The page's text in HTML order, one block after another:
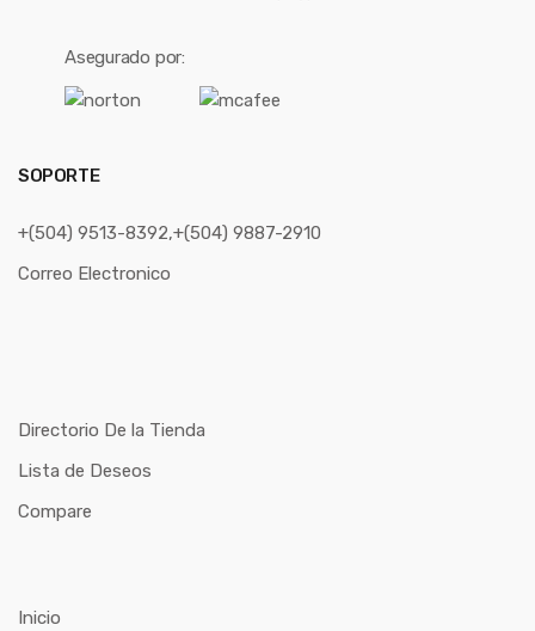
Asegurado por:
SOPORTE
+(504) 9513-8392,+(504) 9887-2910
Correo Electronico
Directorio De la Tienda
Lista de Deseos
Compare
Inicio